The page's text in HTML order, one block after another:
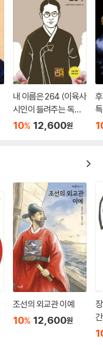
내 이름은 264 (이육사
시인이 들려주는 독립
운동 이야기)
10% 12,600원
조선의 외교관 이예
10% 12,600원